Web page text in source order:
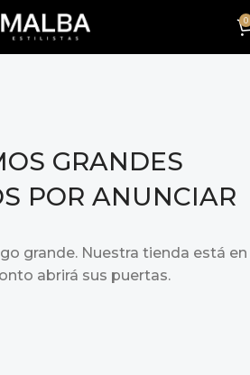
0
GRANDES
POR ANUNCIAR
grande. Nuestra tienda está en
abrirá sus puertas.